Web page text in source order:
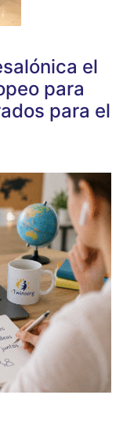
el
para
para el